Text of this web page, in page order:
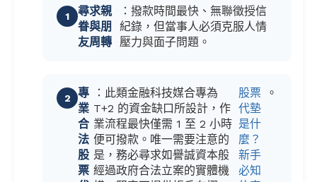
尋求親
眷與朋
友周轉
：撥款時間最快、無聯徵授信
紀錄，但當事人必須克服人情
壓力與面子問題。
專
業
合
法
股
票
：此類金融科技媒合專為
T+2 的資金缺口所設計，作
業流程最快僅需 1 至 2 小時
便可撥款。唯一需要注意的
是，務必尋求如譽誠資本般
經過政府合法立案的實體機
股票
代墊
是什
麼？
新手
必知
。